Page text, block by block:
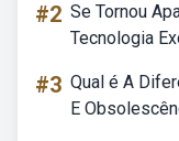
#2 Se Tornou
Tecnologia
#3 Qual é A
E